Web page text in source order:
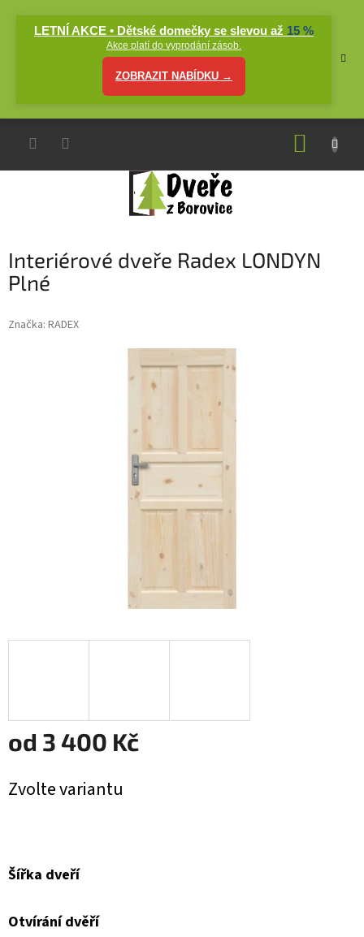
LETNÍ AKCE • Dětské domečky se slevou až 15 %
Akce platí do vyprodání zásob.
ZOBRAZIT NABÍDKU →
Interiérové dveře Radex LONDYN
Plné
Značka: RADEX
od 3 400 Kč
cena:
Zvolte variantu
Šířka dveří
Otvírání dvěří